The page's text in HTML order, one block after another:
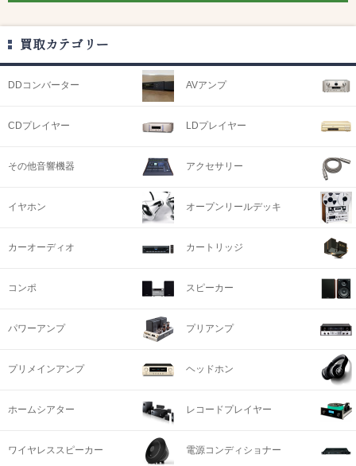
買取カテゴリー
DDコンバーター AVアンプ
CDプレイヤー LDプレイヤー
その他音響機器 アクセサリー
イヤホン オープンリールデッキ
カーオーディオ カートリッジ
コンポ スピーカー
パワーアンプ プリアンプ
プリメインアンプ ヘッドホン
ホームシアター レコードプレイヤー
ワイヤレススピーカー 電源コンディショナー